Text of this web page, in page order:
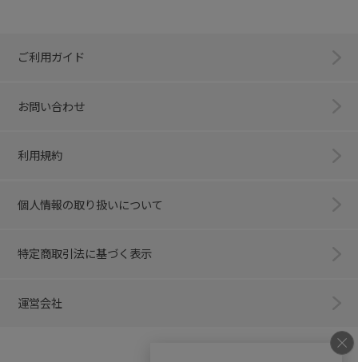
ご利用ガイド
お問い合わせ
利用規約
個人情報の取り扱いについて
特定商取引法に基づく表示
運営会社